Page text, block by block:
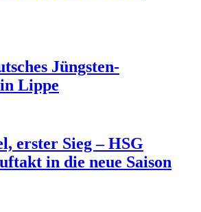
Jüngsten-
Lippe
erster Sieg – HSG
in die neue Saison